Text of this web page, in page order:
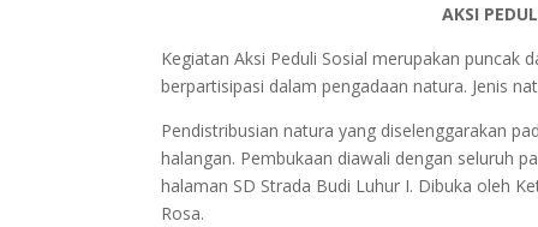
AKSI
Kegiatan Aksi Peduli Sosial merupakan puncak
berpartisipasi dalam pengadaan natura. Jenis
Pendistribusian natura yang diselenggarakan
halangan. Pembukaan diawali dengan seluruh
halaman SD Strada Budi Luhur I. Dibuka oleh
Rosa.